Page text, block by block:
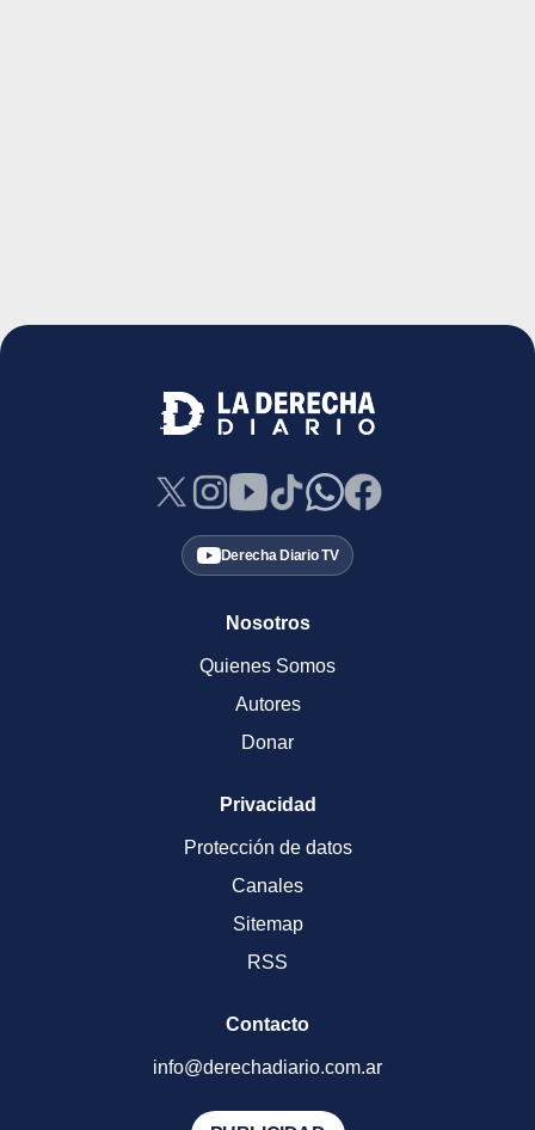
Derecha Diario TV
Nosotros
Quienes Somos
Autores
Donar
Privacidad
Protección de datos
Canales
Sitemap
RSS
Contacto
info@derechadiario.com.ar